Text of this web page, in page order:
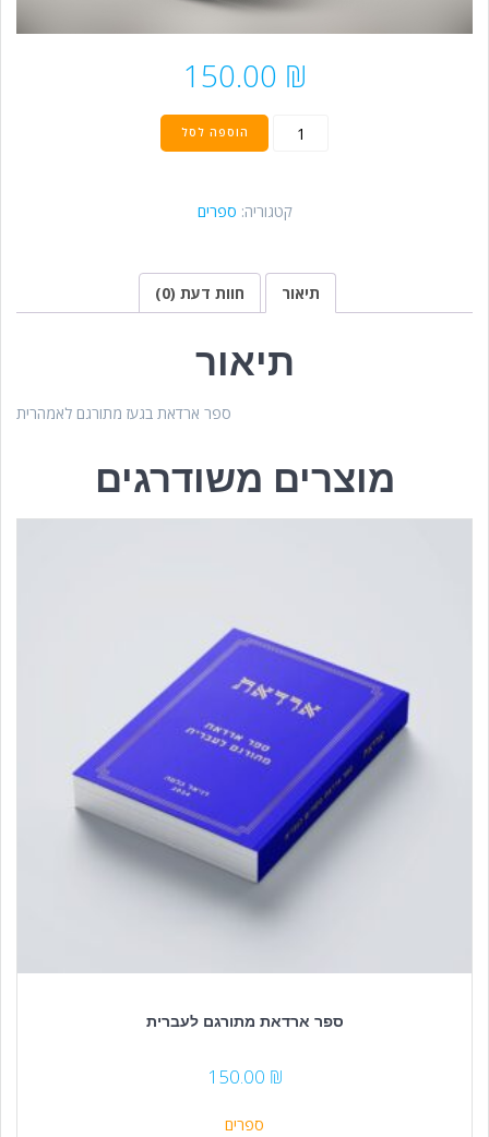
150.00₪
כמות
אמהרית
הוספה לסל
קטגוריה:ספרים
תיאור חוות דעת (0)
תיאור
ספר ארדאת בגעז מתורגם לאמהרית
מוצרים משודרגים
ספר ארדאת מתורגם לעברית
150.00
ספרים